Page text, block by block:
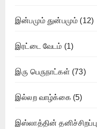
இன்பமும் துன்பமும் (12)
இரட்டை வேடம் (1)
இரு பெருநாட்கள் (73)
இல்லற வாழ்க்கை(5)
இஸ்லாத்தின் தனிச்சிறப்பு